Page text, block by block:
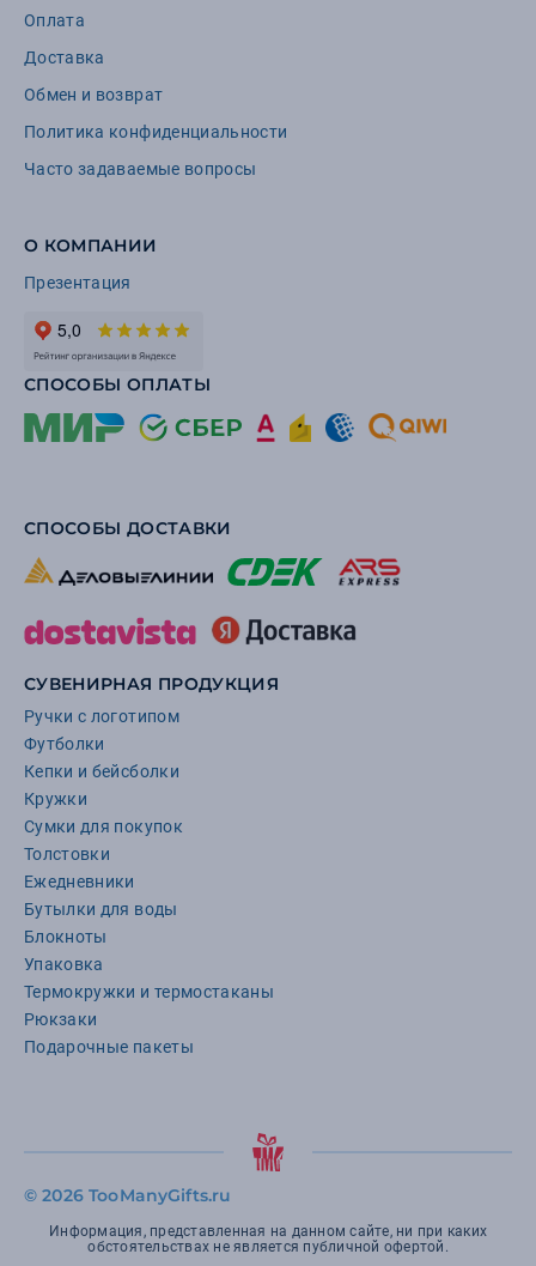
Оплата
Доставка
Обмен и возврат
Политика конфиденциальности
Часто задаваемые вопросы
О КОМПАНИИ
Презентация
СПОСОБЫ ОПЛАТЫ
СПОСОБЫ ДОСТАВКИ
СУВЕНИРНАЯ ПРОДУКЦИЯ
Ручки с логотипом
Футболки
Кепки и бейсболки
Кружки
Сумки для покупок
Толстовки
Ежедневники
Бутылки для воды
Блокноты
Упаковка
Термокружки и термостаканы
Рюкзаки
Подарочные пакеты
© 2026 TooManyGifts.ru
Информация, представленная на данном сайте, ни при каких
обстоятельствах не является публичной офертой.